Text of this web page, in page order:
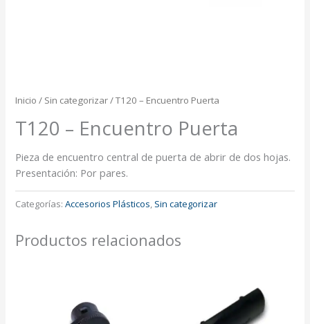
Inicio / Sin categorizar/ T120 – Encuentro Puerta
T120 – Encuentro Puerta
Pieza de encuentro central de puerta de abrir de dos hojas.
Presentación: Por pares.
Categorías:Accesorios Plásticos, Sin categorizar
Productos relacionados